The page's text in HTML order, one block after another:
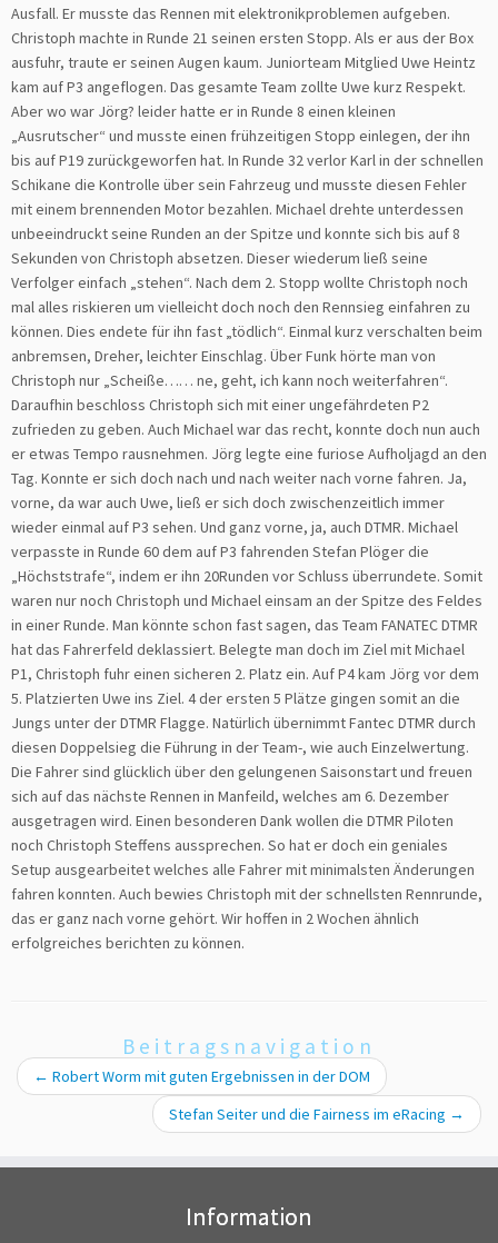
Ausfall. Er musste das Rennen mit elektronikproblemen aufgeben.
Christoph machte in Runde 21 seinen ersten Stopp. Als er aus der Box
ausfuhr, traute er seinen Augen kaum. Juniorteam Mitglied Uwe Heintz
kam auf P3 angeflogen. Das gesamte Team zollte Uwe kurz Respekt.
Aber wo war Jörg? leider hatte er in Runde 8 einen kleinen
„Ausrutscher“ und musste einen frühzeitigen Stopp einlegen, der ihn
bis auf P19 zurückgeworfen hat. In Runde 32 verlor Karl in der schnellen
Schikane die Kontrolle über sein Fahrzeug und musste diesen Fehler
mit einem brennenden Motor bezahlen. Michael drehte unterdessen
unbeeindruckt seine Runden an der Spitze und konnte sich bis auf 8
Sekunden von Christoph absetzen. Dieser wiederum ließ seine
Verfolger einfach „stehen“. Nach dem 2. Stopp wollte Christoph noch
mal alles riskieren um vielleicht doch noch den Rennsieg einfahren zu
können. Dies endete für ihn fast „tödlich“. Einmal kurz verschalten beim
anbremsen, Dreher, leichter Einschlag. Über Funk hörte man von
Christoph nur „Scheiße…… ne, geht, ich kann noch weiterfahren“.
Daraufhin beschloss Christoph sich mit einer ungefährdeten P2
zufrieden zu geben. Auch Michael war das recht, konnte doch nun auch
er etwas Tempo rausnehmen. Jörg legte eine furiose Aufholjagd an den
Tag. Konnte er sich doch nach und nach weiter nach vorne fahren. Ja,
vorne, da war auch Uwe, ließ er sich doch zwischenzeitlich immer
wieder einmal auf P3 sehen. Und ganz vorne, ja, auch DTMR. Michael
verpasste in Runde 60 dem auf P3 fahrenden Stefan Plöger die
„Höchststrafe“, indem er ihn 20Runden vor Schluss überrundete. Somit
waren nur noch Christoph und Michael einsam an der Spitze des Feldes
in einer Runde. Man könnte schon fast sagen, das Team FANATEC DTMR
hat das Fahrerfeld deklassiert. Belegte man doch im Ziel mit Michael
P1, Christoph fuhr einen sicheren 2. Platz ein. Auf P4 kam Jörg vor dem
5. Platzierten Uwe ins Ziel. 4 der ersten 5 Plätze gingen somit an die
Jungs unter der DTMR Flagge. Natürlich übernimmt Fantec DTMR durch
diesen Doppelsieg die Führung in der Team-, wie auch Einzelwertung.
Die Fahrer sind glücklich über den gelungenen Saisonstart und freuen
sich auf das nächste Rennen in Manfeild, welches am 6. Dezember
ausgetragen wird. Einen besonderen Dank wollen die DTMR Piloten
noch Christoph Steffens aussprechen. So hat er doch ein geniales
Setup ausgearbeitet welches alle Fahrer mit minimalsten Änderungen
fahren konnten. Auch bewies Christoph mit der schnellsten Rennrunde,
das er ganz nach vorne gehört. Wir hoffen in 2 Wochen ähnlich
erfolgreiches berichten zu können.
Beitragsnavigation
← Robert Worm mit guten Ergebnissen in der DOM
Stefan Seiter und die Fairness im eRacing →
Information